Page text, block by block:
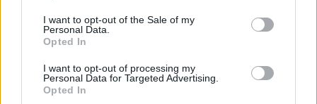
I want to opt-out of the Sale of my
Personal Data.
Opted In
I want to opt-out of processing my
Personal Data for Targeted Advertising.
Opted In
Grill-Kräuterbutter
Leicht